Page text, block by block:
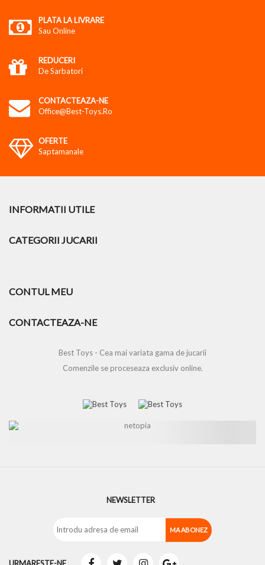
PLATA LA LIVRARE
Sau Online
REDUCERI
De Sarbatori
CONTACTEAZA-NE
Office@best-Toys.ro
OFERTE
Saptamanale
INFORMATII UTILE
CATEGORII JUCARII
CONTUL MEU
CONTACTEAZA-NE
Best Toys - Cea mai variata gama de jucarii
Comenzile se proceseaza exclusiv online.
NEWSLETTER